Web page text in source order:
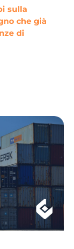
sulla
che già
di